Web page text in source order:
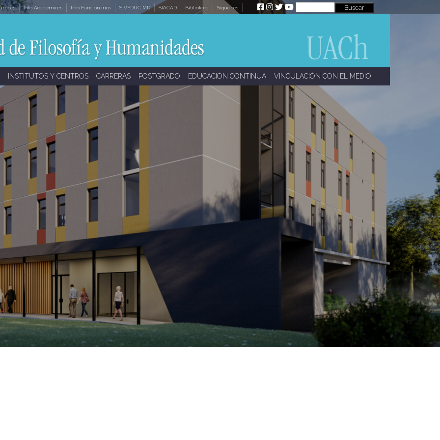
Info Académicos Info Funcionarios SIVEDUC MD SIACAD Biblioteca Síguenos
INSTITUTOS Y CENTROS CARRERAS POSTGRADO EDUCACIÓN CONTINUA VINCULACIÓN CON EL MEDIO